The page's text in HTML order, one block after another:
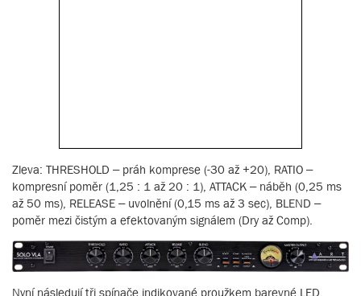
Zleva: THRESHOLD – práh komprese (-30 až +20), RATIO –
kompresní poměr (1,25 : 1 až 20 : 1), ATTACK – náběh (0,25 ms
až 50 ms), RELEASE – uvolnění (0,15 ms až 3 sec), BLEND –
poměr mezi čistým a efektovaným signálem (Dry až Comp).
Nyní následují tři spínače indikované proužkem barevné LED.